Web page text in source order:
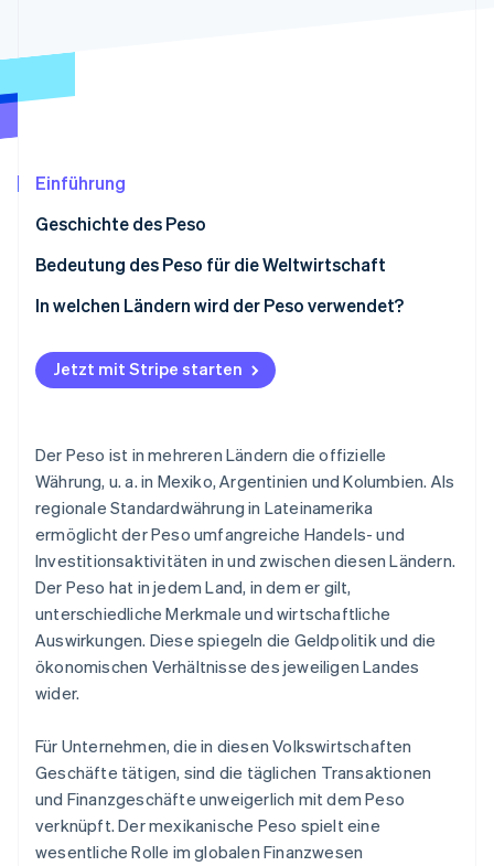
Start-up-Gründung
Climate
Stripe-Sessions 2026
Erfahren Sie, wie Stripe Lösungen für die
Einführung
Geschichte des Peso
Bedeutung des Peso für die Weltwirtschaft
Mexikanischer Peso
Kolumbianischer und chilenischer Peso
In welchen Ländern wird der Peso verwendet?
Jetzt mit Stripe starten
Der Peso ist in mehreren Ländern die offizielle
Währung, u. a. in Mexiko, Argentinien und Kolumbien. Als
regionale Standardwährung in Lateinamerika
ermöglicht der Peso umfangreiche Handels- und
Investitionsaktivitäten in und zwischen diesen Ländern.
Der Peso hat in jedem Land, in dem er gilt,
unterschiedliche Merkmale und wirtschaftliche
Auswirkungen. Diese spiegeln die Geldpolitik und die
ökonomischen Verhältnisse des jeweiligen Landes
wider.
Für Unternehmen, die in diesen Volkswirtschaften
Geschäfte tätigen, sind die täglichen Transaktionen
und Finanzgeschäfte unweigerlich mit dem Peso
verknüpft. Der mexikanische Peso spielt eine
wesentliche Rolle im globalen Finanzwesen